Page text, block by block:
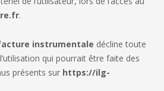
.
instrumentale décline toute
qui pourrait être faite des
présents sur https://ilg-